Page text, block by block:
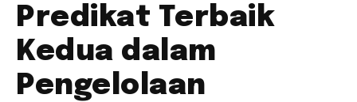
Predikat Terbaik
Kedua dalam
Pengelolaan